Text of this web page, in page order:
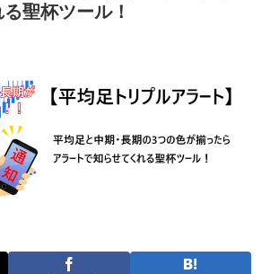
聖杯ツール！